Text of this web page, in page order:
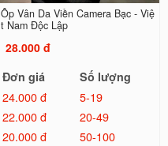
Ốp Vân Da Viền Camera Bạc - Việ
t Nam Độc Lập
28.000 đ
Đơn giá
Số lượng
24.000 đ
5-19
22.000 đ
20-49
20.000 đ
50-100